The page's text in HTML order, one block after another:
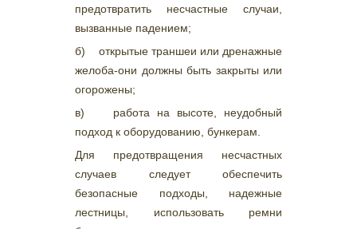
предотвратить несчастные случаи,
вызванные падением;
б) открытые траншеи или дренажные
желоба-они должны быть закрыты или
огорожены;
в) работа на высоте, неудобный
подход к оборудованию, бункерам.
Для предотвращения несчастных
случаев следует обеспечить
безопасные подходы, надежные
лестницы, использовать ремни